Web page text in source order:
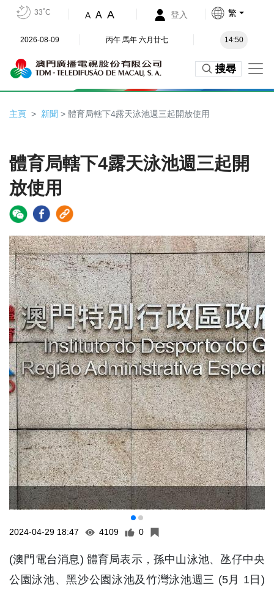
33˚C A A A 登入 繁
2026-08-09 丙午 馬年 六月廿七 14:50
搜尋
主頁 新聞 > 體育局轄下4露天泳池週三起開放使用
體育局轄下4露天泳池週三起開
放使用
2024-04-29 18:47 4109 0
(澳門電台消息) 體育局表示，孫中山泳池、氹仔中央
公園泳池、黑沙公園泳池及竹灣泳池週三 (5月 1日)